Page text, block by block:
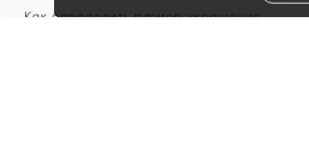
Как определить размер украшения